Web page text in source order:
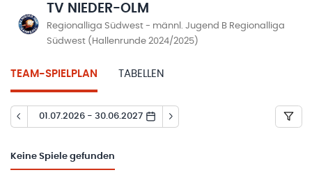
TV NIEDER-OLM
Regionalliga Südwest - männl. Jugend B Regionalliga
Südwest (Hallenrunde 2024/2025)
TEAM-SPIELPLAN TABELLEN
01.07.2026 - 30.06.2027
Keine Spiele gefunden